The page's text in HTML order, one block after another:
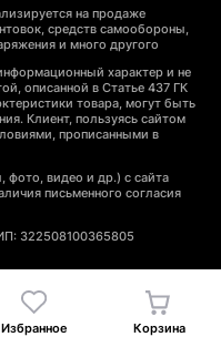
на продаже
средств самообороны,
и много другого
характер и не
описанной в Статье 437 ГК
товара, могут быть
Клиент, пользуясь сайтом
прописанными в
видео и др.) с сайта
письменного согласия
322508100365805
Избранное Корзина